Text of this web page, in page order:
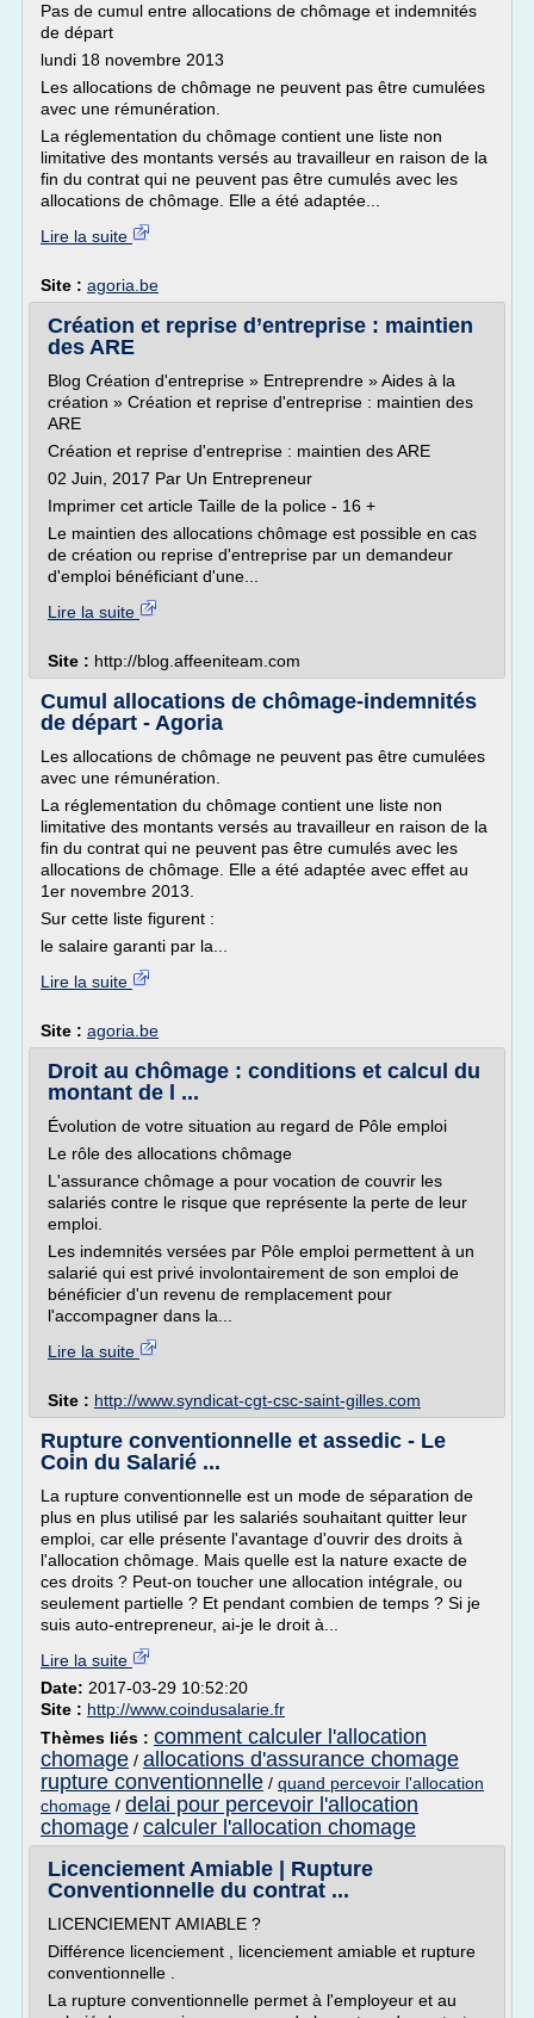
Pas de cumul entre allocations de chômage et indemnités
de départ
lundi 18 novembre 2013
Les allocations de chômage ne peuvent pas être cumulées
avec une rémunération.
La réglementation du chômage contient une liste non
limitative des montants versés au travailleur en raison de la
fin du contrat qui ne peuvent pas être cumulés avec les
allocations de chômage. Elle a été adaptée...
Lire la suite
Site : agoria.be
Création et reprise d’entreprise : maintien
des ARE
Blog Création d'entreprise » Entreprendre » Aides à la
création » Création et reprise d'entreprise : maintien des
ARE
Création et reprise d'entreprise : maintien des ARE
02 Juin, 2017 Par Un Entrepreneur
Imprimer cet article Taille de la police - 16 +
Le maintien des allocations chômage est possible en cas
de création ou reprise d'entreprise par un demandeur
d'emploi bénéficiant d'une...
Lire la suite
Site : http://blog.affeeniteam.com
Cumul allocations de chômage-indemnités
de départ - Agoria
Les allocations de chômage ne peuvent pas être cumulées
avec une rémunération.
La réglementation du chômage contient une liste non
limitative des montants versés au travailleur en raison de la
fin du contrat qui ne peuvent pas être cumulés avec les
allocations de chômage. Elle a été adaptée avec effet au
1er novembre 2013.
Sur cette liste figurent :
le salaire garanti par la...
Lire la suite
Site : agoria.be
Droit au chômage : conditions et calcul du
montant de l ...
Évolution de votre situation au regard de Pôle emploi
Le rôle des allocations chômage
L'assurance chômage a pour vocation de couvrir les
salariés contre le risque que représente la perte de leur
emploi.
Les indemnités versées par Pôle emploi permettent à un
salarié qui est privé involontairement de son emploi de
bénéficier d'un revenu de remplacement pour
l'accompagner dans la...
Lire la suite
Site : http://www.syndicat-cgt-csc-saint-gilles.com
Rupture conventionnelle et assedic - Le
Coin du Salarié ...
La rupture conventionnelle est un mode de séparation de
plus en plus utilisé par les salariés souhaitant quitter leur
emploi, car elle présente l'avantage d'ouvrir des droits à
l'allocation chômage. Mais quelle est la nature exacte de
ces droits ? Peut-on toucher une allocation intégrale, ou
seulement partielle ? Et pendant combien de temps ? Si je
suis auto-entrepreneur, ai-je le droit à...
Lire la suite
Date: 2017-03-29 10:52:20
Site : http://www.coindusalarie.fr
Thèmes liés : comment calculer l'allocation
chomage / allocations d'assurance chomage
rupture conventionnelle / quand percevoir l'allocation
chomage / delai pour percevoir l'allocation
chomage / calculer l'allocation chomage
Licenciement Amiable | Rupture
Conventionnelle du contrat ...
LICENCIEMENT AMIABLE ?
Différence licenciement , licenciement amiable et rupture
conventionnelle .
La rupture conventionnelle permet à l'employeur et au